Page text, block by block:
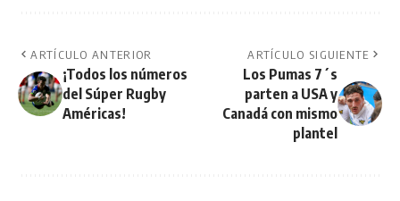
ARTÍCULO ANTERIOR
¡Todos los números
del Súper Rugby
Américas!
ARTÍCULO SIGUIENTE
Los Pumas 7´s
parten a USA y
Canadá con mismo
plantel